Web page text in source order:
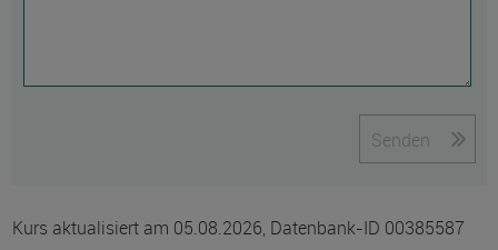
Senden
Kurs aktualisiert am 05.08.2026, Datenbank-ID 00385587